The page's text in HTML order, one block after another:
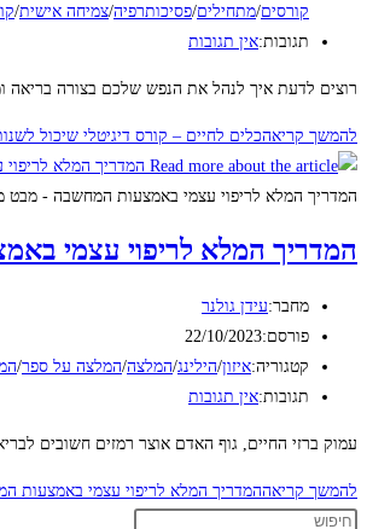
קורסים/מתחילים/פסיכותרפיה/צמיחה אישית/
תגובות:אין תגובות
רוצים לדעת איך לנהל את הנפש שלכם בצורה בריאה
להמשך קריאהכלים לחיים – קורס דיגיטלי שיכול
המדריך המלא לריפוי עצמי באמצעות המחשבה - מבט
המדריך המלא לריפוי עצמי
מחבר:עידן גולנר
פורסם:22/10/2023
קטגוריה:איזון/הילינג/המלצה/המלצה על ספר/
תגובות:אין תגובות
עמוק ברזי החיים, גוף האדם אוצר רמזים חשובים
להמשך קריאההמדריך המלא לריפוי עצמי באמצעות